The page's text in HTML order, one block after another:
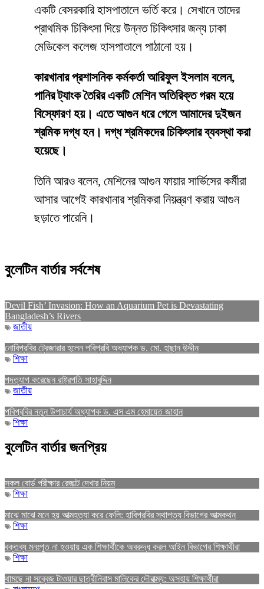
একটি বেসরকারি হাসপাতালে ভর্তি করে। সেখানে তাদের
প্রাথমিক চিকিৎসা দিয়ে উন্নত চিকিৎসার জন্য ঢাকা
মেডিকেল কলেজ হাসপাতালে পাঠানো হয়।
কারখানার প্রশাসনিক কর্মকর্তা আরিফুল ইসলাম বলেন,
পানির ট্যাংক তৈরির একটি মেশিন অতিরিক্ত গরম হয়ে
বিস্ফোরণ হয়। এতে আগুন ধরে গেলে আমাদের দুইজন
শ্রমিক দগ্ধ হন। দগ্ধ শ্রমিকদের চিকিৎসার ব্যবস্থা করা
হয়েছে।
তিনি আরও বলেন, মেশিনের আগুন ফায়ার সার্ভিসের কর্মীরা
আসার আগেই কারখানার শ্রমিকরা নিয়ন্ত্রণ করায় আগুন
ছড়াতে পারেনি।
বুলেটিন বার্তার সর্বশেষ
Devil Fish’ Invasion: How an Aquarium Pet is Devastating
Bangladesh’s Rivers
জাতীয়
নোবিপ্রবির ট্রেজারার হলেন পবিপ্রবি অধ্যাপক ড. মো. হাছান উদ্দীন
শিক্ষা
পদত্যাগ করেছেন রাষ্ট্রপতি সাহাবুদ্দিন
জাতীয়
পবিপ্রবির নতুন উপাচার্য অধ্যাপক ড. এস এম হেমায়েত জাহান
শিক্ষা
বুলেটিন বার্তার জনপ্রিয়
সকল বোর্ড পরীক্ষার রেজাল্ট দেখার নিয়ম
শিক্ষা
মাঝে মাঝে মনে হয় আত্মহত্যা করে ফেলি: হাবিপ্রবির স্থাপত্য বিভাগের আত্মকথন
শিক্ষা
বক্তব্য মনঃপুত না হওয়ায় এক শিক্ষার্থীকে অবরুদ্ধ করল আইন বিভাগের শিক্ষার্থীরা
শিক্ষা
থামছে না সব্বেজ টাওয়ার ছাত্রীনিবাস মালিকের দৌরাত্ম্য: অসহায় শিক্ষার্থীরা